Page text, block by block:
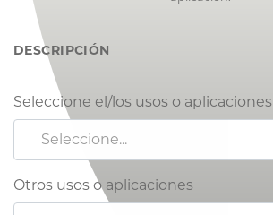
DESCRIPCIÓN
Seleccione el/los usos o aplicaciones
Seleccione...
Otros usos o aplicaciones